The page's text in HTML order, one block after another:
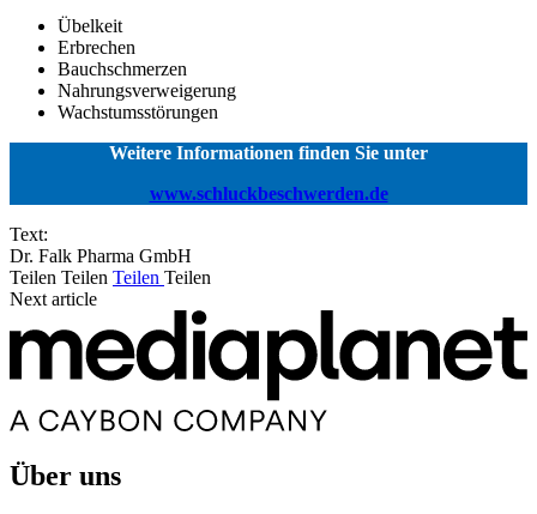
Übelkeit
Erbrechen
Bauchschmerzen
Nahrungsverweigerung
Wachstumsstörungen
Weitere Informationen finden Sie unter
www.schluckbeschwerden.de
Text:
Dr. Falk Pharma GmbH
Teilen Teilen Teilen Teilen
Next article
Über uns